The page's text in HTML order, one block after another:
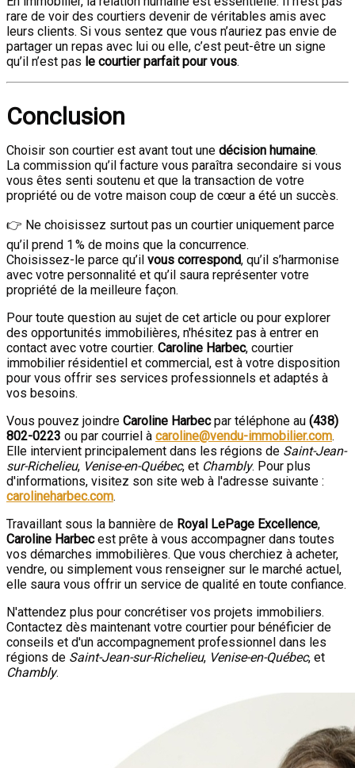
rare de voir des courtiers devenir de véritables amis avec
leurs clients. Si vous sentez que vous n’auriez pas envie de
partager un repas avec lui ou elle, c’est peut-être un signe
qu’il n’est pas le courtier parfait pour vous.
Conclusion
Choisir son courtier est avant tout une décision humaine.
La commission qu’il facture vous paraîtra secondaire si vous
vous êtes senti soutenu et que la transaction de votre
propriété ou de votre maison coup de cœur a été un succès.
👉 Ne choisissez surtout pas un courtier uniquement parce
qu’il prend 1 % de moins que la concurrence.
Choisissez-le parce qu’il vous correspond, qu’il s’harmonise
avec votre personnalité et qu’il saura représenter votre
propriété de la meilleure façon.
Pour toute question au sujet de cet article ou pour explorer
des opportunités immobilières, n'hésitez pas à entrer en
contact avec votre courtier. Caroline Harbec, courtier
immobilier résidentiel et commercial, est à votre disposition
pour vous offrir ses services professionnels et adaptés à
vos besoins.
Vous pouvez joindre Caroline Harbecpar téléphone au (438)
802-0223 ou par courriel à caroline@vendu-immobilier.com.
Elle intervient principalement dans les régions de Saint-Jean-
sur-Richelieu, Venise-en-Québec, et Chambly. Pour plus
d'informations, visitez son site web à l'adresse suivante :
carolineharbec.com.
Travaillant sous la bannière de Royal LePage Excellence,
Caroline Harbecest prête à vous accompagner dans toutes
vos démarches immobilières. Que vous cherchiez à acheter,
vendre, ou simplement vous renseigner sur le marché actuel,
elle saura vous offrir un service de qualité en toute confiance.
N'attendez plus pour concrétiser vos projets immobiliers.
Contactez dès maintenant votre courtier pour bénéficier de
conseils et d'un accompagnement professionnel dans les
régions de Saint-Jean-sur-Richelieu, Venise-en-Québec, et
Chambly.